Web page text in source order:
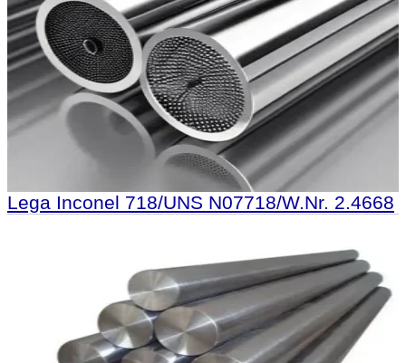
Lega Inconel 718/UNS N07718/W.Nr. 2.4668